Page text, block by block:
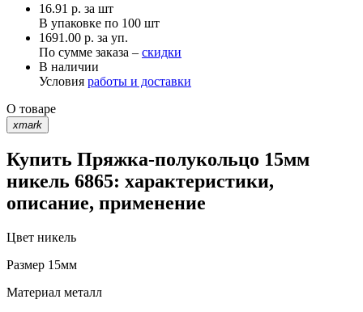
16.91 р. за шт
В упаковке по 100 шт
1691.00 р. за уп.
По сумме заказа – скидки
В наличии
Условия работы и доставки
О товаре
xmark
Купить Пряжка-полукольцо 15мм
никель 6865: характеристики,
описание, применение
Цвет никель
Размер 15мм
Материал металл